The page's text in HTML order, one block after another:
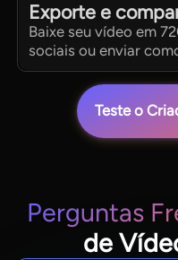
Exporte e
Baixe seu vídeo em
sociais ou enviar
Teste o
Perguntas
de